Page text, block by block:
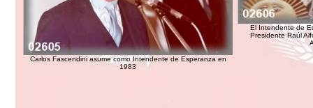
Carlos Fascendini asume como Intendente de Esperanza en
1983
El Intendente de
Presidente Raúl